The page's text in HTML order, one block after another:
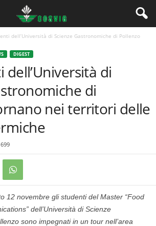
dell’Università di Scienze Gastronomiche di Pollenzo
DIGEST
dell’Università di
di
nei territori delle
699
12 novembre gli studenti del Master “Food
dell’Università di Scienze
sono impegnati in un tour nell’area